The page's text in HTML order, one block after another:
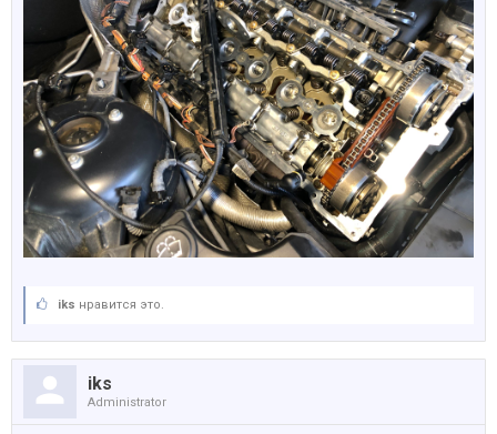
iks нравится это.
iks
Administrator